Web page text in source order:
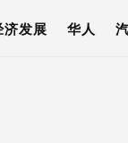
发展 华人